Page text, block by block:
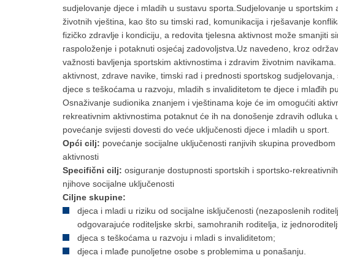
sudjelovanje djece i mladih u sustavu sporta.Sudjelovanje u
životnih vještina, kao što su timski rad, komunikacija i rješavanje
fizičko zdravlje i kondiciju, a redovita tjelesna aktivnost može smanjiti
raspoloženje i potaknuti osjećaj zadovoljstva.Uz navedeno, kroz
važnosti bavljenja sportskim aktivnostima i zdravim životnim
aktivnost, zdrave navike, timski rad i prednosti sportskog
djece s teškoćama u razvoju, mladih s invaliditetom te djece i mlađih
Osnaživanje sudionika znanjem i vještinama koje će im omogućiti
rekreativnim aktivnostima potaknut će ih na donošenje zdravih odluka
povećanje svijesti dovesti do veće uključenosti djece i mladih u sport.
Opći cilj: povećanje socijalne uključenosti ranjivih skupina
aktivnosti
Specifični cilj: osiguranje dostupnosti sportskih i sportsko-
njihove socijalne uključenosti
Ciljne skupine:
djeca i mladi u riziku od socijalne isključenosti (nezaposlenih
odgovarajuće roditeljske skrbi, samohranih roditelja, iz
djeca s teškoćama u razvoju i mladi s invaliditetom;
djeca i mlađe punoljetne osobe s problemima u ponašanju.